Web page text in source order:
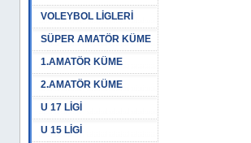
VOLEYBOL LİGLERİ
SÜPER AMATÖR KÜME
1.AMATÖR KÜME
2.AMATÖR KÜME
U 17 LİGİ
U 15 LİGİ